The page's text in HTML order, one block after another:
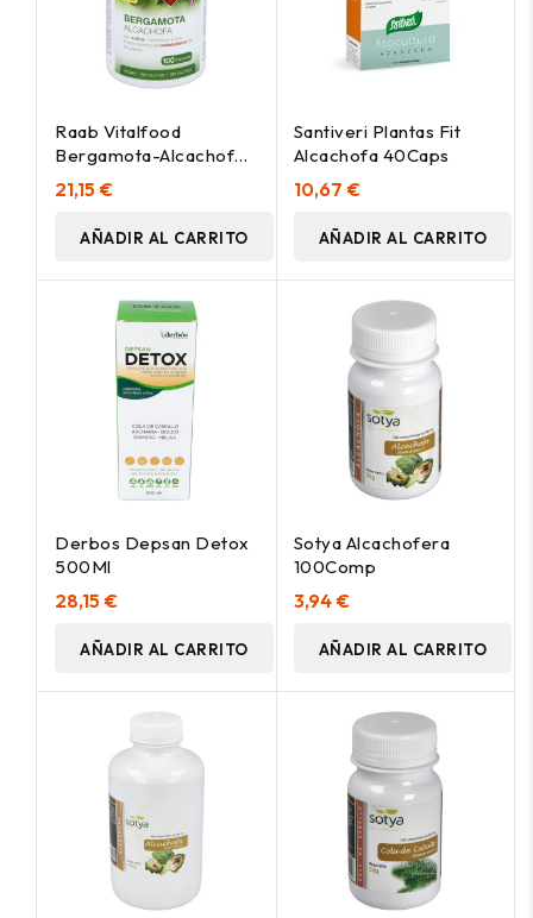
Raab Vitalfood
Bergamota-Alcachofa
100Caps
21,15 €
AÑADIR AL CARRITO
Santiveri Plantas Fit
Alcachofa 40Caps
10,67 €
AÑADIR AL CARRITO
Derbos Depsan Detox
500Ml
28,15 €
AÑADIR AL CARRITO
Sotya Alcachofera
100Comp
3,94 €
AÑADIR AL CARRITO